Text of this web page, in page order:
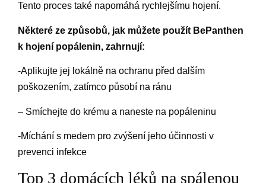
Tento proces také napomáhá rychlejšímu hojení.
Některé ze způsobů, jak můžete použít BePanthen
k hojení popálenin, zahrnují:
-Aplikujte jej lokálně na ochranu před dalším
poškozením, zatímco působí na ránu
– Smíchejte do krému a naneste na popáleninu
-Míchání s medem pro zvýšení jeho účinnosti v
prevenci infekce
Top 3 domácích léků na spálenou